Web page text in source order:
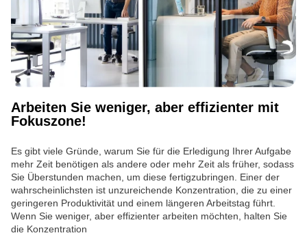
Arbeiten Sie weniger, aber effizienter mit
Fokuszone!
Es gibt viele Gründe, warum Sie für die Erledigung Ihrer Aufgabe
mehr Zeit benötigen als andere oder mehr Zeit als früher, sodass
Sie Überstunden machen, um diese fertigzubringen. Einer der
wahrscheinlichsten ist unzureichende Konzentration, die zu einer
geringeren Produktivität und einem längeren Arbeitstag führt.
Wenn Sie weniger, aber effizienter arbeiten möchten, halten Sie
die Konzentration